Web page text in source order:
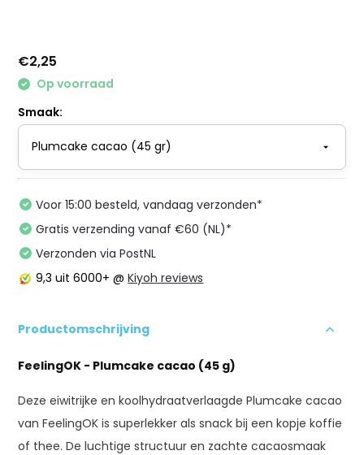
€2,25
Op voorraad
Smaak:
Voor 15:00 besteld, vandaag verzonden*
Gratis verzending vanaf €60 (NL)*
Verzonden via PostNL
9,3 uit 6000+ @Kiyoh reviews
Productomschrijving
FeelingOK - Plumcake cacao (45 g)
Deze eiwitrijke en koolhydraatverlaagde Plumcake cacao
van FeelingOK is superlekker als snack bij een kopje koffie
of thee. De luchtige structuur en zachte cacaosmaak